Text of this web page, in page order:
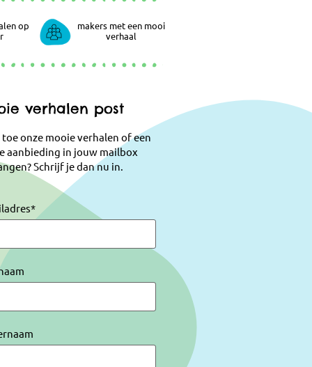
op
makers met een mooi
verhaal
verhalen post
onze mooie verhalen of een
aanbieding in jouw mailbox
Schrijf je dan nu in.
*